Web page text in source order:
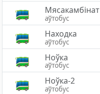
Мясакамбінат
аўтобус
Находка
аўтобус
Ноўка
аўтобус
Ноўка-2
аўтобус